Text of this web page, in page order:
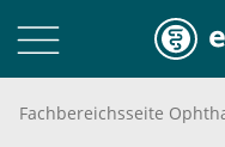
Fachbereichsseite